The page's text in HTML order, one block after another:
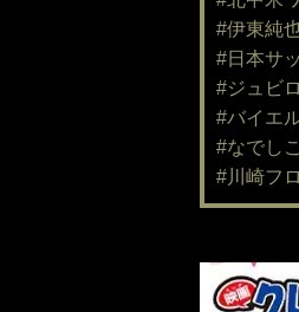
#伊東純
#日本サ
#ジュビ
#バイエ
#なでし
#川崎フ